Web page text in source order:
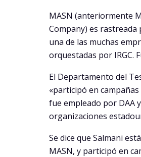
MASN (anteriormente
Company) es
una de las muchas
orquestadas por IRGC.
El Departamento del
«participó en
fue empleado por DAA
organizaciones
Se dice que Salmani
MASN, y participó en